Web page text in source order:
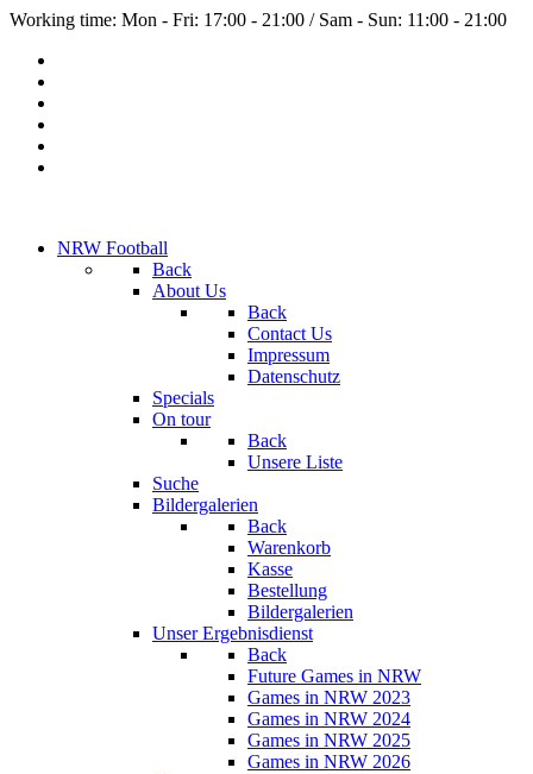
Working time: Mon - Fri: 17:00 - 21:00 / Sam - Sun: 11:00 - 21:00
NRW Football
Back
About Us
Back
Contact Us
Impressum
Datenschutz
Specials
On tour
Back
Unsere Liste
Suche
Bildergalerien
Back
Warenkorb
Kasse
Bestellung
Bildergalerien
Unser Ergebnisdienst
Back
Future Games in NRW
Games in NRW 2023
Games in NRW 2024
Games in NRW 2025
Games in NRW 2026